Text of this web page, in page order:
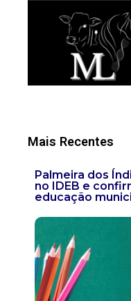
Mais Recentes
Palmeira dos
no IDEB e
educação